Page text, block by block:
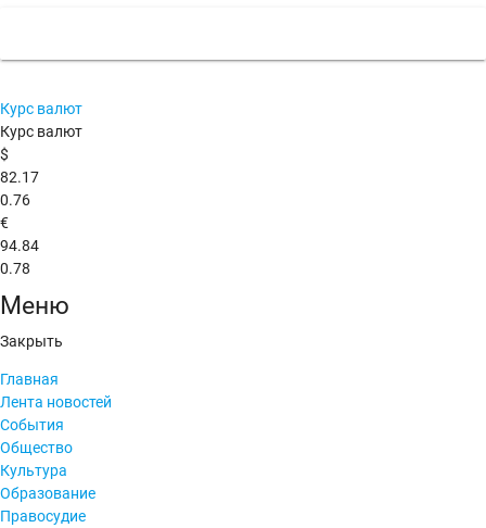
Курс валют
Курс валют
$
82.17
0.76
€
94.84
0.78
Меню
Закрыть
Главная
Лента новостей
События
Общество
Культура
Образование
Правосудие